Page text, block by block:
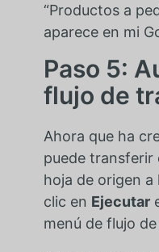
“Productos a
aparece en mi
Paso 5:
flujo de
Ahora que ha
puede transferir
hoja de origen
clic en Ejecutar
menú de flujo